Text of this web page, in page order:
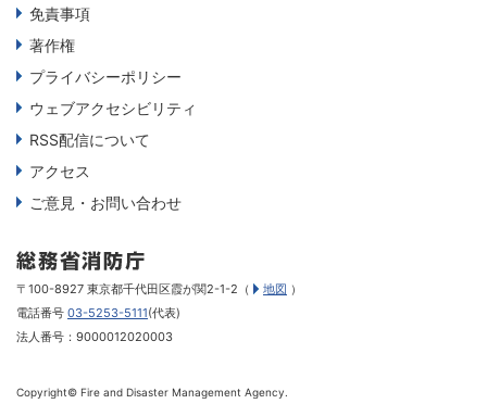
免責事項
著作権
プライバシーポリシー
ウェブアクセシビリティ
RSS配信について
アクセス
ご意見・お問い合わせ
〒100-8927 東京都千代田区霞が関2-1-2（ 地図 ）
電話番号 03-5253-5111(代表)
法人番号：9000012020003
Copyright© Fire and Disaster Management Agency.